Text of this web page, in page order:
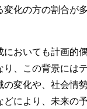
化の方の割合が
おいても計画的
り、この背景には
の変化や、社会情
により、未来の